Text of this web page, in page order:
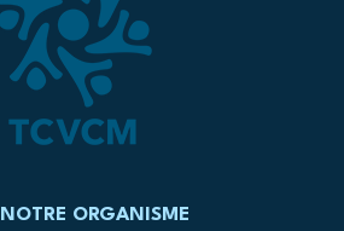
NOTRE ORGANISME